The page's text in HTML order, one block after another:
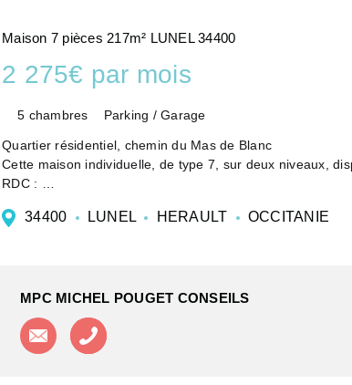
Maison 7 pièces 217m² LUNEL 34400
2 275€ par mois
5 chambres Parking / Garage
Quartier résidentiel, chemin du Mas de Blanc
Cette maison individuelle, de type 7, sur deux niveaux,
RDC :
d'eau, un WC in...
34400 LUNEL HERAULT OCCITANIE
MPC MICHEL POUGET CONSEILS
Contacter l'agence